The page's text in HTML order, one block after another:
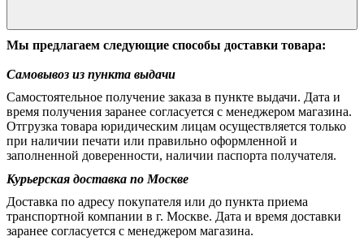
Мы предлагаем следующие способы доставки товара:
Самовывоз из пункта выдачи
Самостоятельное получение заказа в пункте выдачи. Дата и
время получения заранее согласуется с менеджером магазина.
Отгрузка товара юридическим лицам осуществляется только
при наличии печати или правильно оформленной и
заполненной доверенности, наличии паспорта получателя.
Курьерская доставка по Москве
Доставка по адресу покупателя или до пункта приема
транспортной компании в г. Москве. Дата и время доставки
заранее согласуется с менеджером магазина.